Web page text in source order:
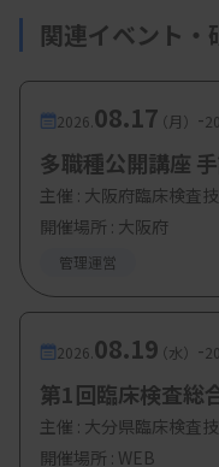
関連イベント・
2026. 08.17（月） -
多職種公開講座
主催 : 大阪府臨床検査
開催場所 : 大阪府
管理運営
2026. 08.19（水） -
第1回臨床検査総
主催 : 大分県臨床検査
開催場所 : WEB